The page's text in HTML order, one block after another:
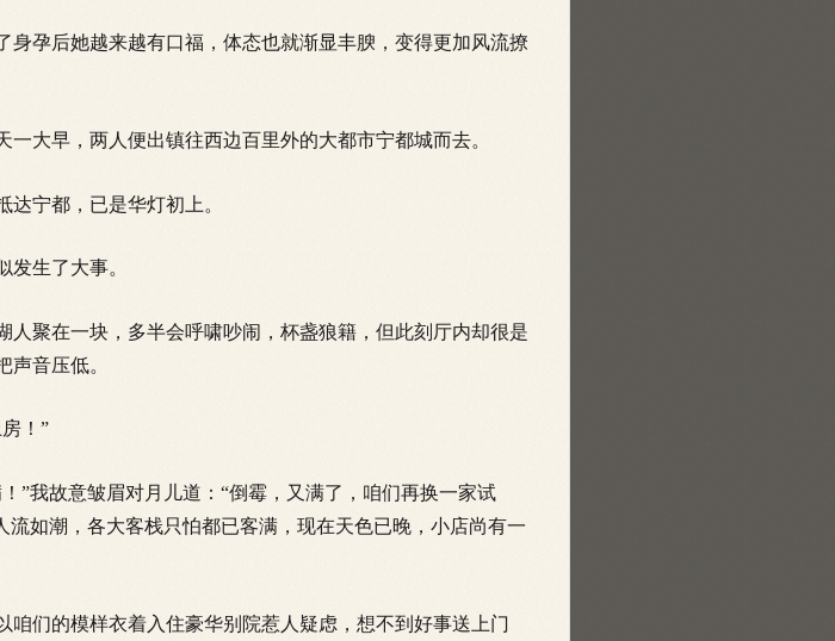
孕后她越来越有口福，体态也就渐显丰腴，变得更加风流撩
早，两人便出镇往西边百里外的大都市宁都城而去。
宁都，已是华灯初上。
生了大事。
聚在一块，多半会呼啸吵闹，杯盏狼籍，但此刻厅内却很是
音压低。
！”
我故意皱眉对月儿道：“倒霉，又满了，咱们再换一家试
如潮，各大客栈只怕都已客满，现在天色已晚，小店尚有一
们的模样衣着入住豪华别院惹人疑虑，想不到好事送上门